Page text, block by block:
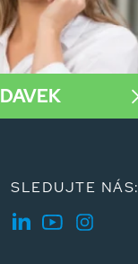
SLEDUJTE NÁS: